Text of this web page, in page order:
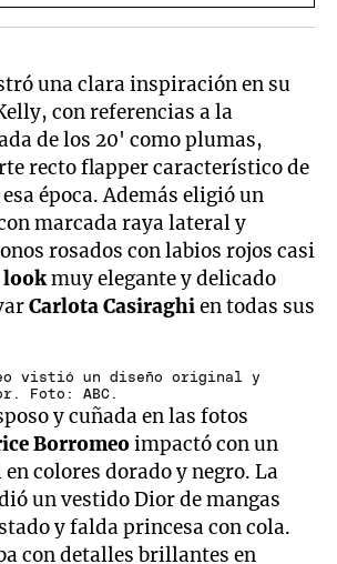
una clara inspiración en su
con referencias a la
de los 20' como plumas,
recto flapper característico de
época. Además eligió un
marcada raya lateral y
rosados con labios rojos casi
lookmuy elegante y delicado
CarlotaCasiraghien todas sus
vistió un diseño original y
Foto: ABC.
y cuñada en las fotos
Borromeoimpactó con un
colores dorado y negro. La
un vestido Dior de mangas
y falda princesa con cola.
con detalles brillantes en